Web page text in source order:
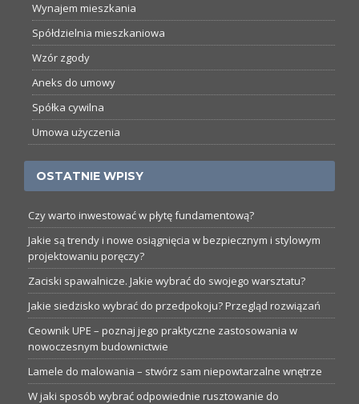
Wynajem mieszkania
Spółdzielnia mieszkaniowa
Wzór zgody
Aneks do umowy
Spółka cywilna
Umowa użyczenia
OSTATNIE WPISY
Czy warto inwestować w płytę fundamentową?
Jakie są trendy i nowe osiągnięcia w bezpiecznym i stylowym
projektowaniu poręczy?
Zaciski spawalnicze. Jakie wybrać do swojego warsztatu?
Jakie siedzisko wybrać do przedpokoju? Przegląd rozwiązań
Ceownik UPE – poznaj jego praktyczne zastosowania w
nowoczesnym budownictwie
Lamele do malowania – stwórz sam niepowtarzalne wnętrze
W jaki sposób wybrać odpowiednie rusztowanie do